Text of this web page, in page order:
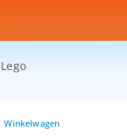
Lego
Winkelwagen